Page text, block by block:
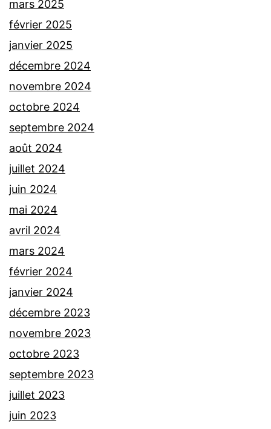
mars 2025
février 2025
janvier 2025
décembre 2024
novembre 2024
octobre 2024
septembre 2024
août 2024
juillet 2024
juin 2024
mai 2024
avril 2024
mars 2024
février 2024
janvier 2024
décembre 2023
novembre 2023
octobre 2023
septembre 2023
juillet 2023
juin 2023